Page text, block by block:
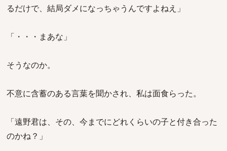
るだけで、結局ダメになっちゃうんですよねえ」
「・・・まあな」
そうなのか。
不意に含蓄のある言葉を聞かされ、私は面食らった。
「遠野君は、その、今までにどれくらいの子と付き合った
のかね？」